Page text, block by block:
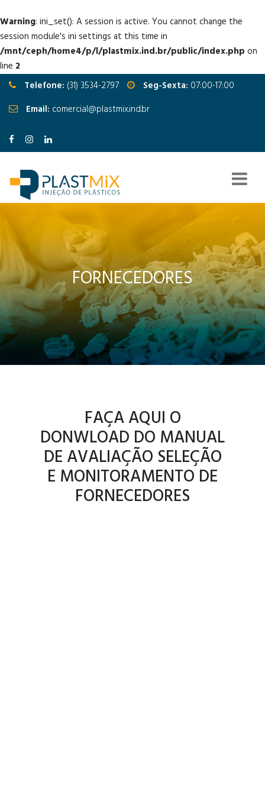
Warning: ini_set(): A session is active. You cannot change the
session module's ini settings at this time in
/mnt/ceph/home4/p/l/plastmix.ind.br/public/index.php on
line 2
Telefone: (31) 3534-2797 Seg-Sexta: 07:00-17:00
Email: comercial@plastmix.ind.br
FORNECEDORES
FAÇA AQUI O
DONWLOAD DO MANUAL
DE AVALIAÇÃO SELEÇÃO
E MONITORAMENTO DE
FORNECEDORES